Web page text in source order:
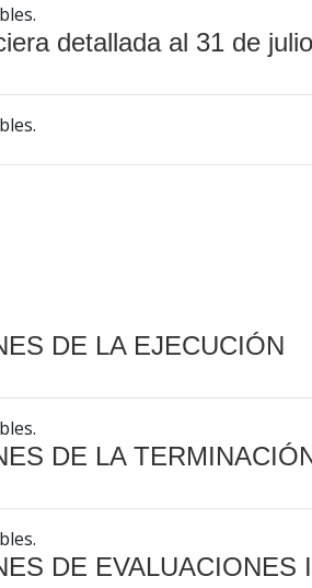
detallada al 31 de
DE LA EJECUCIÓN
DE LA
DE EVALUACIONES